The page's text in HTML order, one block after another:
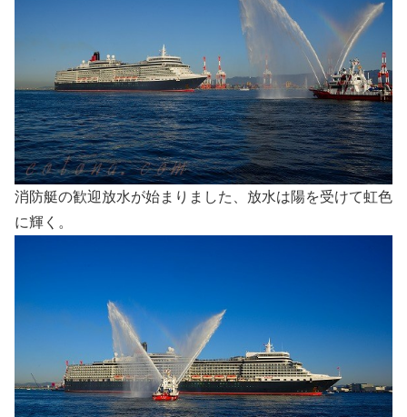
消防艇の歓迎放水が始まりました、放水は陽を受けて虹色
に輝く。